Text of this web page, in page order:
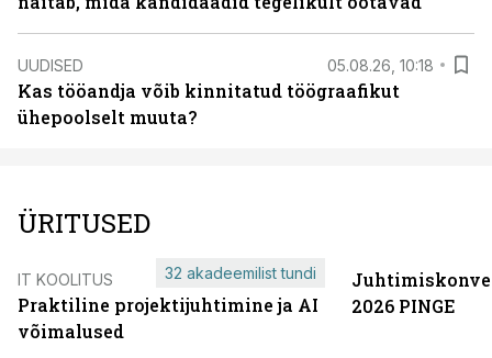
UUDISED 05.08.26, 10:18
Kas tööandja võib kinnitatud töögraafikut
ühepoolselt muuta?
ÜRITUSED
IT KOOLITUS
Praktiline projektijuhtimine ja AI
võimalused
32 akadeemilist tundi
2026 PINGE